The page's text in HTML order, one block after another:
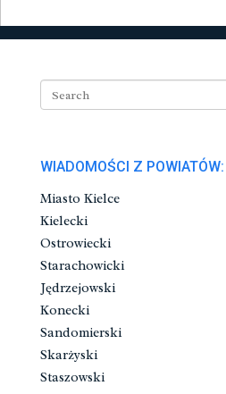
WIADOMOŚCI Z POWIATÓW:
Miasto Kielce
Kielecki
Ostrowiecki
Starachowicki
Jędrzejowski
Konecki
Sandomierski
Skarżyski
Staszowski